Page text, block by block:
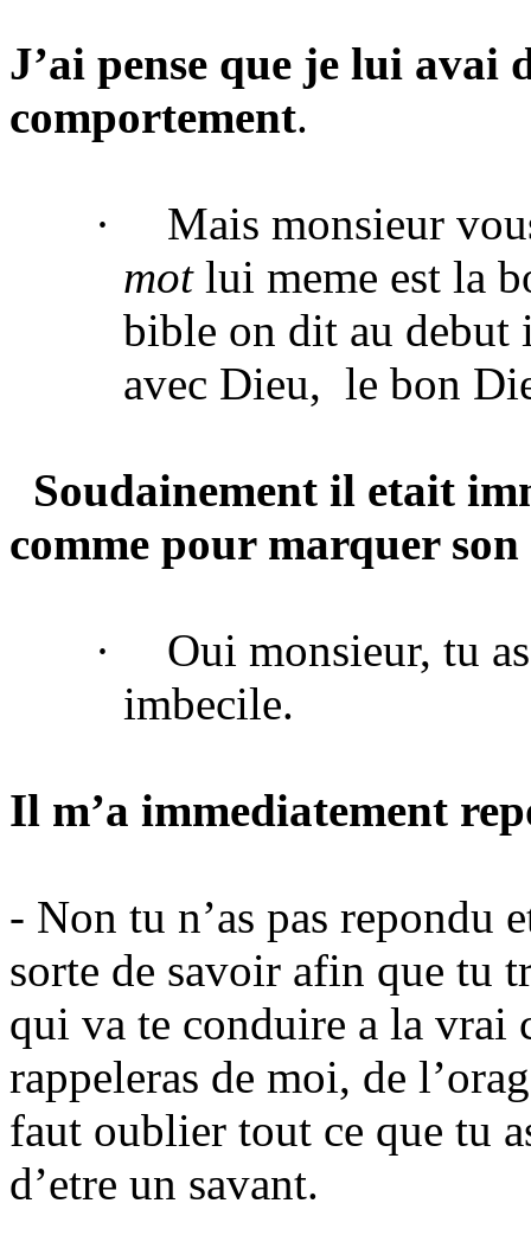
J’ai pense que je lui avai
comportement.
·
Mais monsieur
motlui meme est la
bible on dit au
avec Dieu, le bon
Soudainement il etait
comme pour marquer
·
Oui monsieur, tu
imbecile.
Il m’a immediatement
- Non tu n’as pas repondu
sorte de savoir afin que tu
qui va te conduire a la vrai
rappeleras de moi, de
faut oublier tout ce que tu
d’etre un savant.